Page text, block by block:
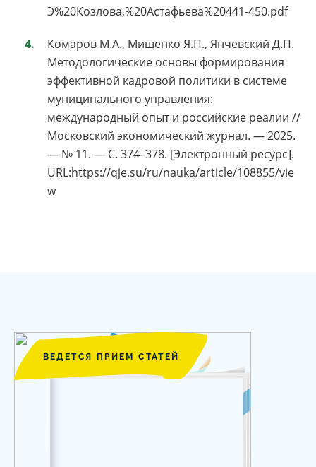
Э%20Козлова,%20Астафьева%20441-450.pdf
Комаров М.А., Мищенко Я.П., Янчевский Д.П.
Методологические основы формирования
эффективной кадровой политики в системе
муниципального управления:
международный опыт и российские реалии //
Московский экономический журнал. — 2025.
— № 11. — С. 374–378. [Электронный ресурс].
URL:https://qje.su/ru/nauka/article/108855/vie
w
ВЕДЕТСЯ ПРИЕМ СТАТЕЙ